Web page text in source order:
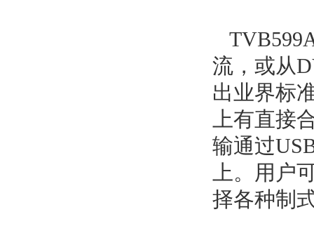
流，或从
出业界标
上有直接
输通过
上。用户
择各种制